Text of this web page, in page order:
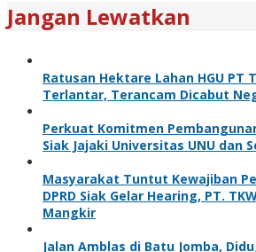
Jangan Lewatkan
Ratusan Hektare Lahan HGU PT
Terlantar, Terancam Dicabut
Perkuat Komitmen
Siak Jajaki Universitas UNU dan
Masyarakat Tuntut Kewajiban
DPRD Siak Gelar Hearing, PT.
Mangkir
Jalan Amblas di Batu Jomba,